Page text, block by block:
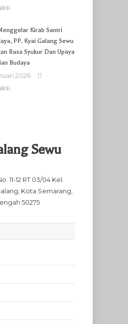
Kirab Santri
PP. Kyai Galang Sewu
Rasa Syukur Dan Upaya
Budaya
2026
Sewu
11-12 RT 03/04 Kel.
Kota Semarang,
50275